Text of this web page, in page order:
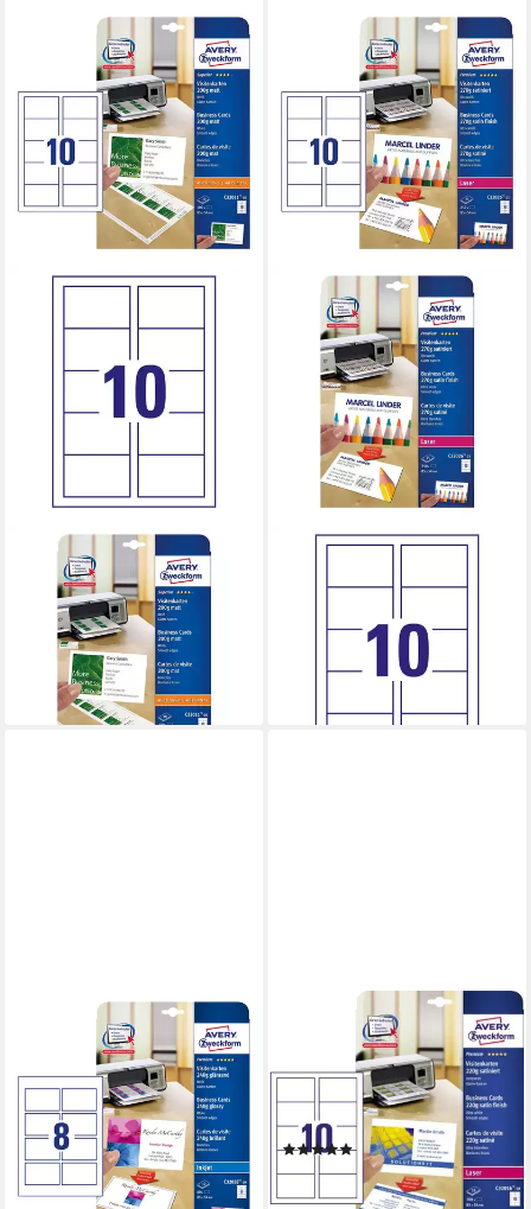
AVERY ZWECKFORM
Visitenkarten C32011-10,
weiß-matt, ohne Perforation,
200 g/m²
ab 16,79 €
lieferbar - in 2-3 Werktagen bei dir
AVERY ZWECKFORM
Perforation, 270 g/m²
(0,12 €/ 1 Stk)
AVERY ZWECKFORM
Visitenkarten AVERY
Zweckform Visitenkarten
Inkjet 240g/m² glänzend weiß
85x54mm 80
ab 31,58 €
lieferbar - in 2-3 Werktagen bei dir
AVERY ZWECKFORM
Druckerband Avery
Zweckform Visitenkarte Q&C
ColorLa Bl./Pack. 100
St./Pack.
(1)
31,75 €
lieferbar - in 4-5 Werktagen bei dir